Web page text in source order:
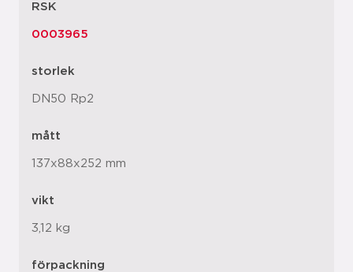
RSK
0003965
storlek
DN50 Rp2
mått
137x88x252 mm
vikt
3,12 kg
förpackning